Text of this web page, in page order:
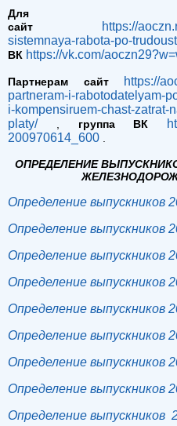
Для
сайт
https://
sistemnaya-rabota-po-
ВК https://vk.com/
Партнерам сайт
https://
partneram-i-rabotodatelyam-
i-kompensiruem-chast-zatrat-
platy/
группа ВК
200970614_600
ОПРЕДЕЛЕНИЕ
Определение выпускников
Определение выпускников
Определение выпускников
Определение выпускников
Определение выпускников
Определение выпускников
Определение выпускников
Определение выпускников
Определение выпускников